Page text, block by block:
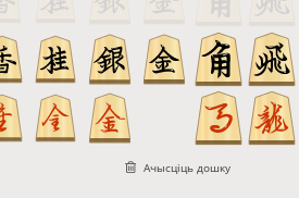
Ачысціць дошку